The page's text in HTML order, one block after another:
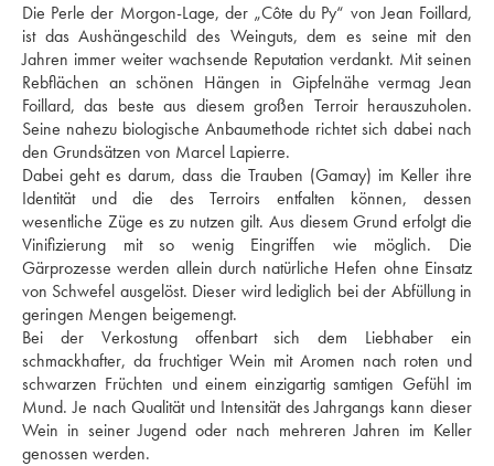
Die Perle der Morgon-Lage, der „Côte du Py“ von Jean Foillard,
ist das Aushängeschild des Weinguts, dem es seine mit den
Jahren immer weiter wachsende Reputation verdankt. Mit seinen
Rebflächen an schönen Hängen in Gipfelnähe vermag Jean
Foillard, das beste aus diesem großen Terroir herauszuholen.
Seine nahezu biologische Anbaumethode richtet sich dabei nach
den Grundsätzen von Marcel Lapierre.
Dabei geht es darum, dass die Trauben (Gamay) im Keller ihre
Identität und die des Terroirs entfalten können, dessen
wesentliche Züge es zu nutzen gilt. Aus diesem Grund erfolgt die
Vinifizierung mit so wenig Eingriffen wie möglich. Die
Gärprozesse werden allein durch natürliche Hefen ohne Einsatz
von Schwefel ausgelöst. Dieser wird lediglich bei der Abfüllung in
geringen Mengen beigemengt.
Bei der Verkostung offenbart sich dem Liebhaber ein
schmackhafter, da fruchtiger Wein mit Aromen nach roten und
schwarzen Früchten und einem einzigartig samtigen Gefühl im
Mund. Je nach Qualität und Intensität des Jahrgangs kann dieser
Wein in seiner Jugend oder nach mehreren Jahren im Keller
genossen werden.